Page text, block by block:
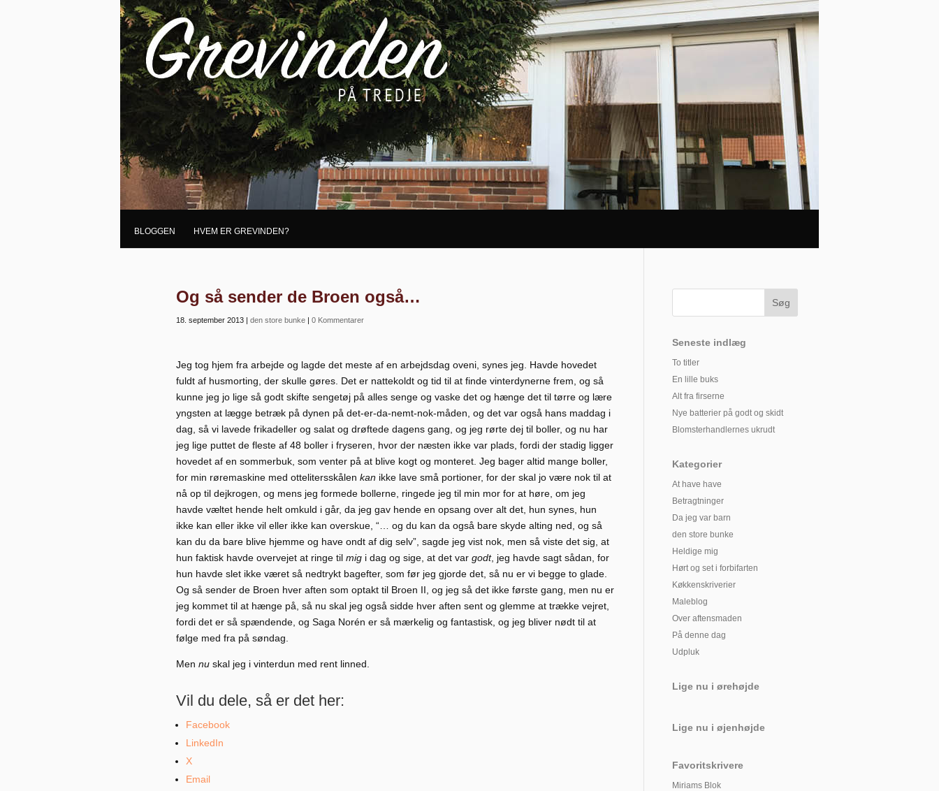
BLOGGEN HVEM ER GREVINDEN?
Og så sender de Broen også…
18. september 2013 | den store bunke | 0 Kommentarer
Jeg tog hjem fra arbejde og lagde det meste af en arbejdsdag oveni, synes jeg. Havde hovedet
fuldt af husmorting, der skulle gøres. Det er nattekoldt og tid til at finde vinterdynerne frem, og så
kunne jeg jo lige så godt skifte sengetøj på alles senge og vaske det og hænge det til tørre og lære
yngsten at lægge betræk på dynen på det-er-da-nemt-nok-måden, og det var også hans maddag i
dag, så vi lavede frikadeller og salat og drøftede dagens gang, og jeg rørte dej til boller, og nu har
jeg lige puttet de fleste af 48 boller i fryseren, hvor der næsten ikke var plads, fordi der stadig ligger
hovedet af en sommerbuk, som venter på at blive kogt og monteret. Jeg bager altid mange boller,
for min røremaskine med ottelitersskålen kan ikke lave små portioner, for der skal jo være nok til at
nå op til dejkrogen, og mens jeg formede bollerne, ringede jeg til min mor for at høre, om jeg
havde væltet hende helt omkuld i går, da jeg gav hende en opsang over alt det, hun synes, hun
ikke kan eller ikke vil eller ikke kan overskue, “… og du kan da også bare skyde alting ned, og så
kan du da bare blive hjemme og have ondt af dig selv”, sagde jeg vist nok, men så viste det sig, at
hun faktisk havde overvejet at ringe til mig i dag og sige, at det var godt, jeg havde sagt sådan, for
hun havde slet ikke været så nedtrykt bagefter, som før jeg gjorde det, så nu er vi begge to glade.
Og så sender de Broen hver aften som optakt til Broen II, og jeg så det ikke første gang, men nu er
jeg kommet til at hænge på, så nu skal jeg også sidde hver aften sent og glemme at trække vejret,
fordi det er så spændende, og Saga Norén er så mærkelig og fantastisk, og jeg bliver nødt til at
følge med fra på søndag.
Men nu skal jeg i vinterdun med rent linned.
Vil du dele, så er det her:
Facebook
LinkedIn
X
Email
Seneste indlæg
To titler
En lille buks
Alt fra firserne
Nye batterier på godt og skidt
Blomsterhandlernes ukrudt
Kategorier
At have have
Betragtninger
Da jeg var barn
den store bunke
Heldige mig
Hørt og set i forbifarten
Køkkenskriverier
Maleblog
Over aftensmaden
På denne dag
Udpluk
Lige nu i ørehøjde
Lige nu i øjenhøjde
Favoritskrivere
Miriams Blok